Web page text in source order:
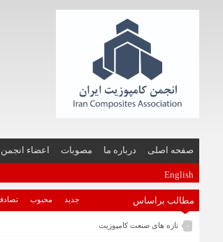
صفحه اصلی درباره ما مصوبات اعضاء انجمن
English
مطالب براساس جدید محبوب
- تازه های صنعت کامپوزیت